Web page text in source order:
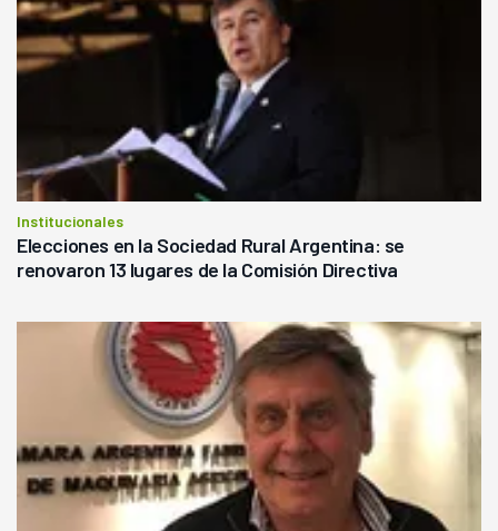
Institucionales
Elecciones en la Sociedad Rural Argentina: se
renovaron 13 lugares de la Comisión Directiva